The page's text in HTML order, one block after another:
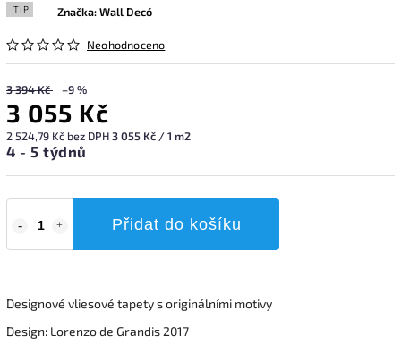
TIP
Neohodnoceno
Značka:Wall Decó
3 394 Kč –9 %
3 055 Kč
2 524,79 Kč bez DPH3 055 Kč / 1 m2
4 - 5 týdnů
Přidat do košíku
Designové vliesové tapety s originálními motivy
Design: Lorenzo de Grandis 2017